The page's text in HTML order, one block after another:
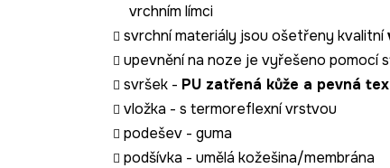
vrchním límci
svrchní materiály jsou ošetřeny kvalitní
upevnění na noze je vyřešeno pomocí
svršek - PU zatřená kůže a pevná
vložka - s termoreflexní vrstvou
podešev - guma
podšívka - umělá kožešina/membrána